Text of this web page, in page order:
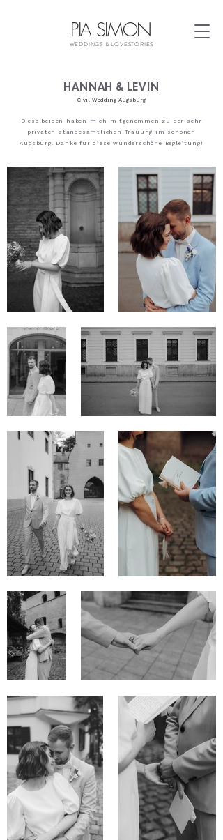
PIA SIMON
WEDDINGS & LOVESTORIES
HANNAH & LEVIN
Civil Wedding Augsburg
Diese beiden haben mich mitgenommen zu der sehr
privaten standesamtlichen Trauung im schönen
Augsburg. Danke für diese wunderschöne Begleitung!